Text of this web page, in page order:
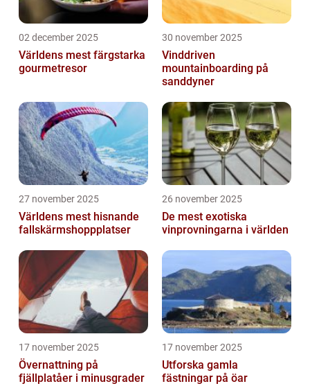
02 december 2025
Världens mest färgstarka
gourmetresor
30 november 2025
Vinddriven
mountainboarding på
sanddyner
27 november 2025
Världens mest hisnande
fallskärmshoppplatser
26 november 2025
De mest exotiska
vinprovningarna i världen
17 november 2025
Övernattning på
fjällplatåer i minusgrader
17 november 2025
Utforska gamla
fästningar på öar